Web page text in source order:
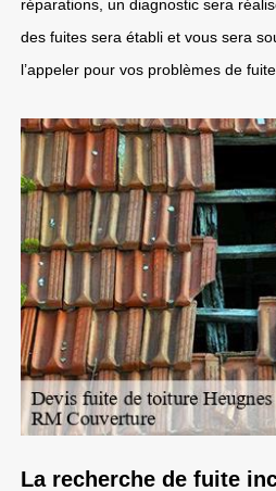
réparations, un diagnostic sera
des fuites sera établi et vous sera
l’appeler pour vos problèmes de
La recherche de fuite